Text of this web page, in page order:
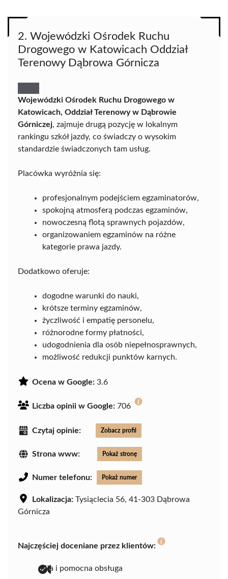
2. Wojewódzki Ośrodek Ruchu
Drogowego w Katowicach Oddział
Terenowy Dąbrowa Górnicza
Wojewódzki Ośrodek Ruchu Drogowego w
Katowicach, Oddział Terenowy w Dąbrowie
Górniczej, zajmuje drugą pozycję w lokalnym
rankingu szkół jazdy, co świadczy o wysokim
standardzie świadczonych tam usług.
Placówka wyróżnia się:
profesjonalnym podejściem egzaminatorów,
spokojną atmosferą podczas egzaminów,
nowoczesną flotą sprawnych pojazdów,
organizowaniem egzaminów na różne
kategorie prawa jazdy.
Dodatkowo oferuje:
dogodne warunki do nauki,
krótsze terminy egzaminów,
życzliwość i empatię personelu,
różnorodne formy płatności,
udogodnienia dla osób niepełnosprawnych,
możliwość redukcji punktów karnych.
Ocena w Google: 3.6
Liczba opinii w Google: 706
Czytaj opinie: Zobacz profil
Strona www: Pokaż stronę
Numer telefonu: Pokaż numer
Lokalizacja: Tysiąclecia 56, 41-303 Dąbrowa
Górnicza
Najczęściej doceniane przez klientów:
miła i pomocna obsługa